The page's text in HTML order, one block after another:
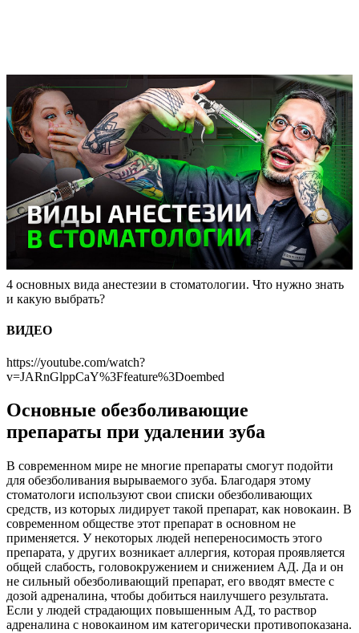
4 основных вида анестезии в стоматологии. Что нужно знать
и какую выбрать?
ВИДЕО
https://youtube.com/watch?
v=JARnGlppCaY%3Ffeature%3Doembed
Основные обезболивающие
препараты при удалении зуба
В современном мире не многие препараты смогут подойти
для обезболивания вырываемого зуба. Благодаря этому
стоматологи используют свои списки обезболивающих
средств, из которых лидирует такой препарат, как новокаин. В
современном обществе этот препарат в основном не
применяется. У некоторых людей непереносимость этого
препарата, у других возникает аллергия, которая проявляется
общей слабость, головокружением и снижением АД. Да и он
не сильный обезболивающий препарат, его вводят вместе с
дозой адреналина, чтобы добиться наилучшего результата.
Если у людей страдающих повышенным АД, то раствор
адреналина с новокаином им категорически противопоказана.